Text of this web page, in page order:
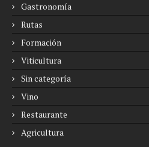
Gastronomía
Rutas
Formación
Viticultura
Sin categoría
Vino
Restaurante
Agricultura